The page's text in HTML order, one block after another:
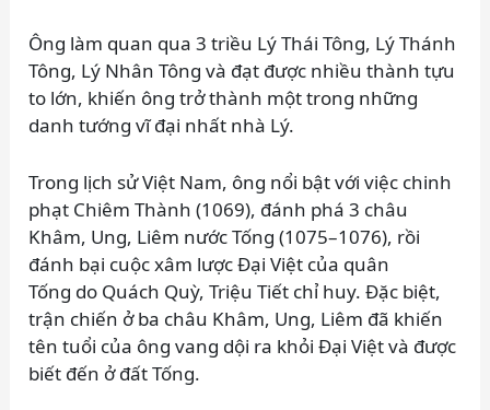
Ông làm quan qua 3 triều Lý Thái Tông, Lý Thánh
Tông, Lý Nhân Tông và đạt được nhiều thành tựu
to lớn, khiến ông trở thành một trong những
danh tướng vĩ đại nhất nhà Lý.
Trong lịch sử Việt Nam, ông nổi bật với việc chinh
phạt Chiêm Thành (1069), đánh phá 3 châu
Khâm, Ung, Liêm nước Tống (1075–1076), rồi
đánh bại cuộc xâm lược Đại Việt của quân
Tống do Quách Quỳ, Triệu Tiết chỉ huy. Đặc biệt,
trận chiến ở ba châu Khâm, Ung, Liêm đã khiến
tên tuổi của ông vang dội ra khỏi Đại Việt và được
biết đến ở đất Tống.